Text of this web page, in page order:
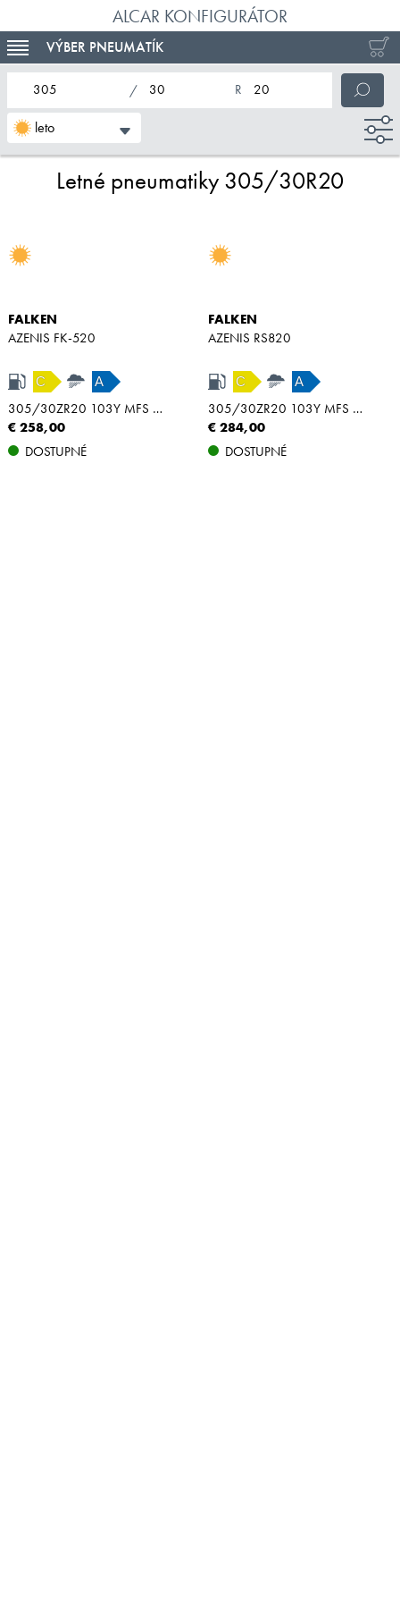
ALCAR KONFIGURÁTOR
TOGGLE NAVIGATION
VÝBER PNEUMATÍK
leto
nominálna šírka pneumatiky
profil pneumatiky
nominálny priemer pneumatiky
Letné pneumatiky 305/30R20
FALKEN
AZENIS FK-520
C A
305/30ZR20 103Y MFS NBLK XL
€ 258,00
DOSTUPNÉ
FALKEN
AZENIS RS820
C A
305/30ZR20 103Y MFS NBLK XL
€ 284,00
DOSTUPNÉ